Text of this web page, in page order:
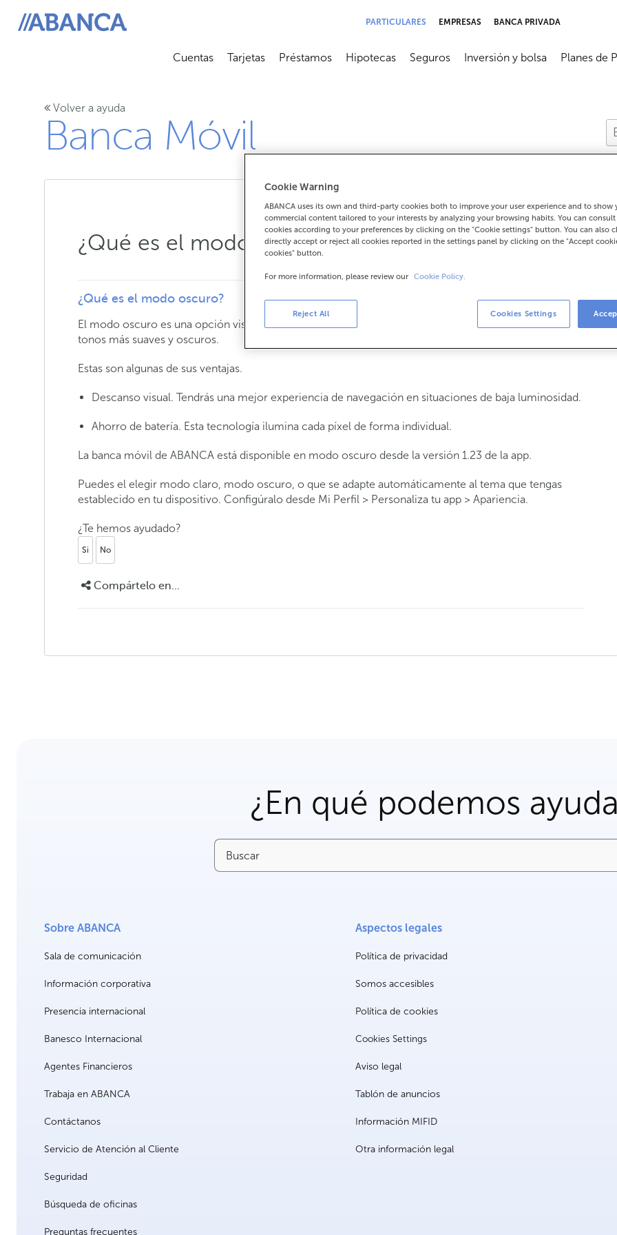
ABANCA
PARTICULARES EMPRESAS BANCA PRIVADA
Cuentas
Abrir submenú
Tarjetas
Abrir submenú
Préstamos
Abrir submenú
Hipotecas
Abrir submenú
Seguros
Abrir submenú
Inversión y bolsa
Abrir
Planes de
Volver a ayuda
Banca Móvil
¿Qué es el modo oscuro?
¿Qué es el modo oscuro?
El modo oscuro es una opción visual que transforma la interfaz de una web o aplicación en colores en
tonos más suaves y oscuros.
Estas son algunas de sus ventajas.
Descanso visual. Tendrás una mejor experiencia de navegación en situaciones de baja luminosidad.
Ahorro de batería. Esta tecnología ilumina cada píxel de forma individual.
La banca móvil de ABANCA está disponible en modo oscuro desde la versión 1.23 de la app.
Puedes el elegir modo claro, modo oscuro, o que se adapte automáticamente al tema que tengas
establecido en tu dispositivo. Configúralo desde Mi Perfil > Personaliza tu app > Apariencia.
¿Te hemos ayudado?
Si No
Compártelo en...
¿En qué podemos
Buscar
Sobre ABANCA
Sala de comunicación
Información corporativa
Presencia internacional
Banesco Internacional
Agentes Financieros
Trabaja en ABANCA
Contáctanos
Servicio de Atención al Cliente
Seguridad
Búsqueda de oficinas
Preguntas frecuentes
Aspectos legales
Política de privacidad
Somos accesibles
Política de cookies
Cookies Settings
Aviso legal
Tablón de anuncios
Información MIFID
Otra información legal
Cookie Warning
ABANCA uses its own and third-party cookies both to improve your user experience and to show
commercial content tailored to your interests by analyzing your browsing habits. You can
cookies according to your preferences by clicking on the "Cookie settings" button. You can also
directly accept or reject all cookies reported in the settings panel by clicking on the "Accept
cookies" button.
For more information, please review our Cookie Policy.
Reject All Cookies Settings